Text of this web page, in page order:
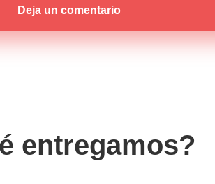
Deja un comentario
entregamos?